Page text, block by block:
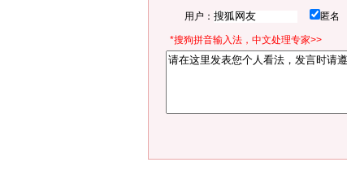
用户： 匿名
*搜狗拼音输入法，中文处理专家>>